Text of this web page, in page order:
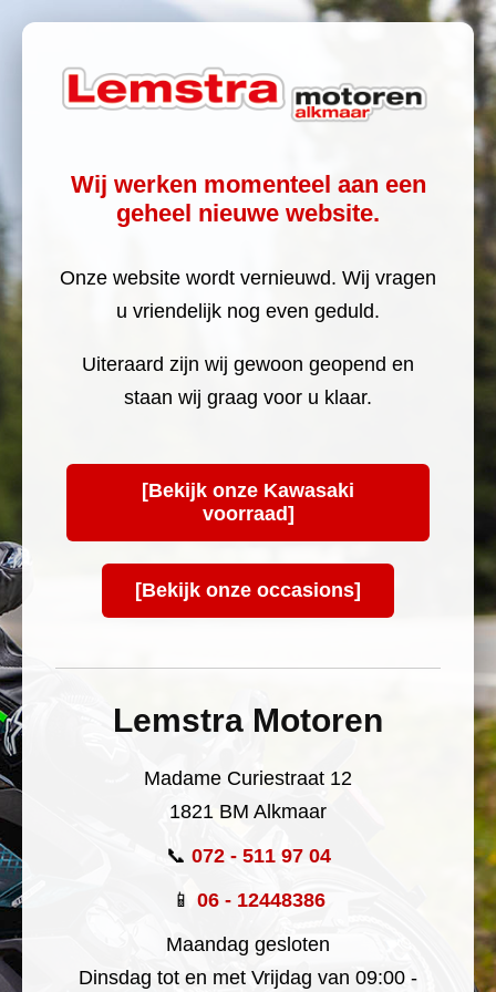
Wij werken momenteel aan een
geheel nieuwe website.
Onze website wordt vernieuwd. Wij vragen
u vriendelijk nog even geduld.
Uiteraard zijn wij gewoon geopend en
staan wij graag voor u klaar.
[Bekijk onze Kawasaki
voorraad]
[Bekijk onze occasions]
Lemstra Motoren
Madame Curiestraat 12
1821 BM Alkmaar
📞 072 - 511 97 04
📱 06 - 12448386
Maandag gesloten
Dinsdag tot en met Vrijdag van 09:00 -